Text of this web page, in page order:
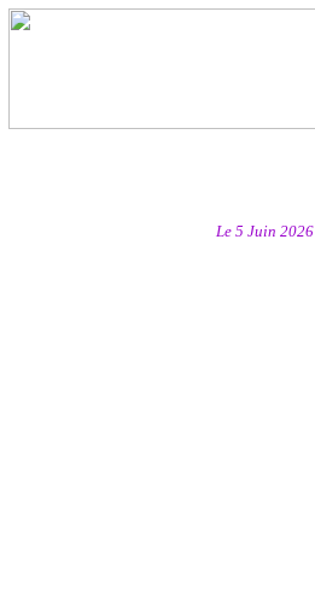
Le 5 Juin 2026